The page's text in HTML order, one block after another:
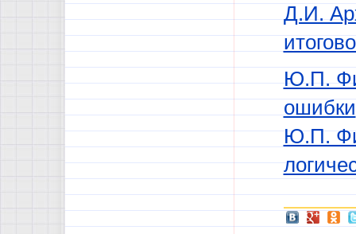
Д.И.
Ю.П.
ошибки
Ю.П.